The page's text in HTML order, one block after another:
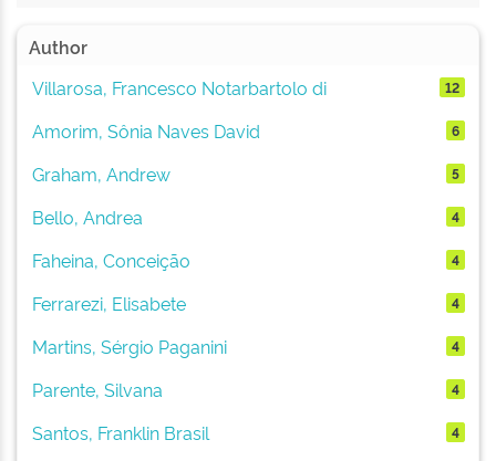
Author
Villarosa, Francesco Notarbartolo di
12
Amorim, Sônia Naves David 6
Graham, Andrew 5
Bello, Andrea 4
Faheina, Conceição 4
Ferrarezi, Elisabete 4
Martins, Sérgio Paganini 4
Parente, Silvana 4
Santos, Franklin Brasil 4